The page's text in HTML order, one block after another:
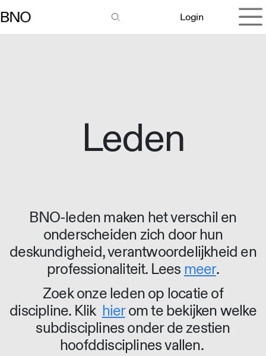
Login
Leden
BNO-leden maken het verschil en
onderscheiden zich door hun
deskundigheid, verantwoordelijkheid en
professionaliteit. Lees meer.
Zoek onze leden op locatie of
discipline. Klik hierom te bekijken welke
subdisciplines onder de zestien
hoofddisciplines vallen.